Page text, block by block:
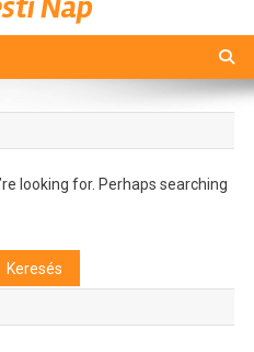
Nap
looking for. Perhaps searching